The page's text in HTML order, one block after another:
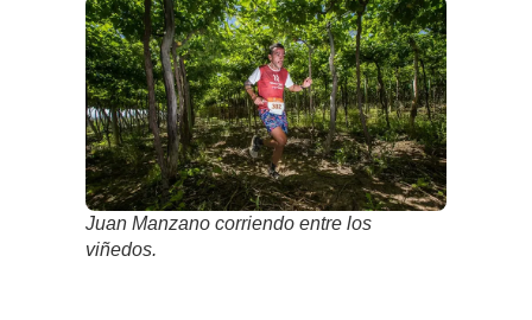
Juan Manzano corriendo entre los
viñedos.